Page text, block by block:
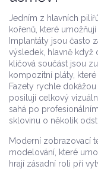
Jedním z hlavních
kořenů, které
Implantáty jsou často
výsledek, hlavně když
klíčová součást jsou
kompozitní pláty,
Fazety rychle
posilují celkový
sahá po profesionálním
sklovinu o několik
Moderní zobrazovací
modelování, které
hrají zásadní roli při